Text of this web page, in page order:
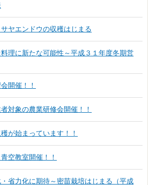
ヤエンドウの収穫はじまる
理に新たな可能性～平成３１年度冬期営
開催！！
対象の農業研修会開催！！
が始まっています！！
空教室開催！！
省力化に期待～密苗栽培はじまる（平成